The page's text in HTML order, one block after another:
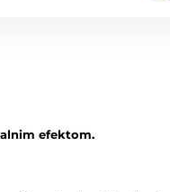
efektom.